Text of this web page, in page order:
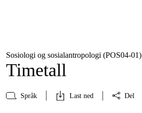
Sosiologi og sosialantropologi (POS04‑01)
Timetall
Språk Last ned Del